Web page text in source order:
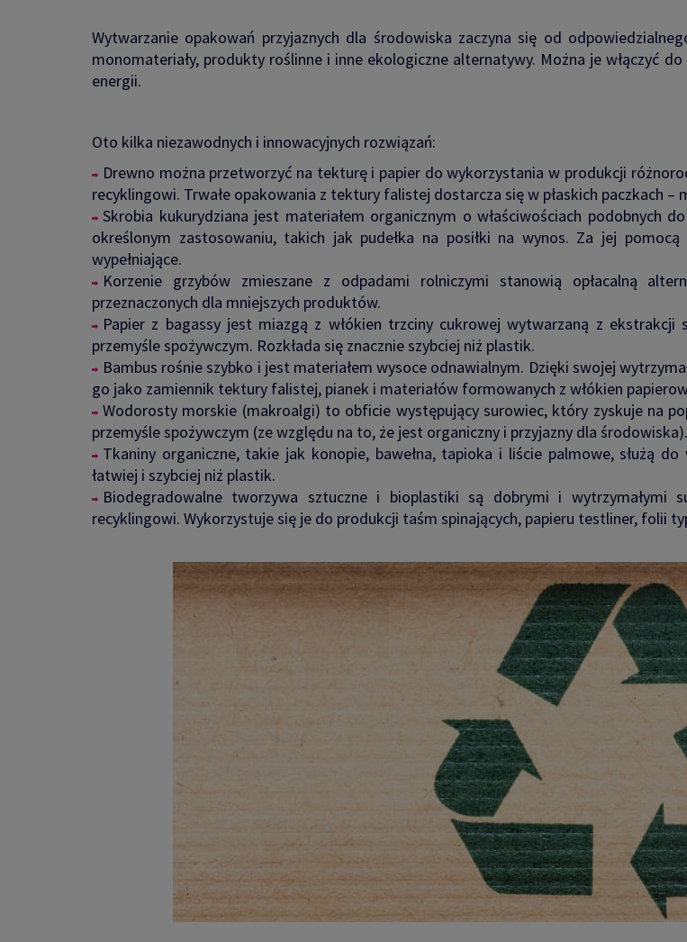
Wytwarzanie opakowań przyjaznych dla środowiska zaczyna się od
monomateriały, produkty roślinne i inne ekologiczne alternatywy. Można je włączyć
energii.
Oto kilka niezawodnych i innowacyjnych rozwiązań:
Drewno można przetworzyć na tekturę i papier do wykorzystania w produkcji
recyklingowi. Trwałe opakowania z tektury falistej dostarcza się w płaskich paczkach –
Skrobia kukurydziana jest materiałem organicznym o właściwościach podobnych
określonym zastosowaniu, takich jak pudełka na posiłki na wynos. Za jej
wypełniające.
Korzenie grzybów zmieszane z odpadami rolniczymi stanowią opłacalną
przeznaczonych dla mniejszych produktów.
Papier z bagassy jest miazgą z włókien trzciny cukrowej wytwarzaną z
przemyśle spożywczym. Rozkłada się znacznie szybciej niż plastik.
Bambus rośnie szybko i jest materiałem wysoce odnawialnym. Dzięki swojej
go jako zamiennik tektury falistej, pianek i materiałów formowanych z włókien
Wodorosty morskie (makroalgi) to obficie występujący surowiec, który zyskuje na
przemyśle spożywczym (ze względu na to, że jest organiczny i przyjazny dla środowiska).
Tkaniny organiczne, takie jak konopie, bawełna, tapioka i liście palmowe, służą
łatwiej i szybciej niż plastik.
Biodegradowalne tworzywa sztuczne i bioplastiki są dobrymi i wytrzymałymi
recyklingowi. Wykorzystuje się je do produkcji taśm spinających, papieru testliner, folii